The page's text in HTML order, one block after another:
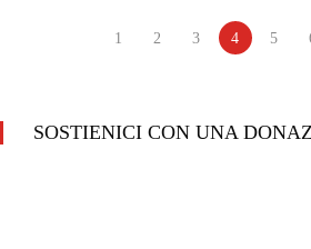
1 2 3 4 5
SOSTIENICI CON UNA